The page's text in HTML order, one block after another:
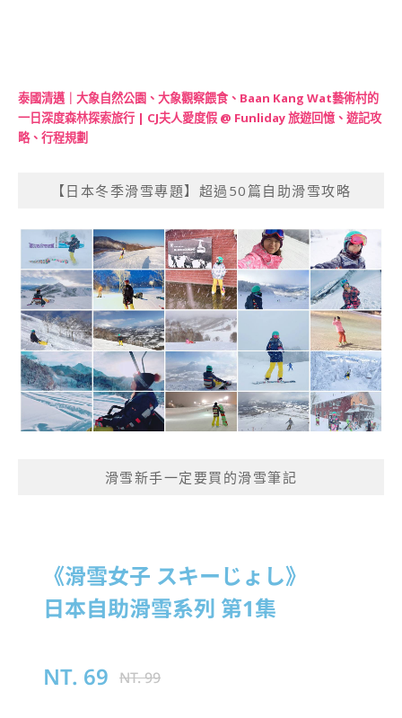
泰國清邁｜大象自然公園、大象觀察餵食、Baan Kang Wat藝術村的
一日深度森林探索旅行 | CJ夫人愛度假 @ Funliday 旅遊回憶、遊記攻
略、行程規劃
【日本冬季滑雪專題】超過50篇自助滑雪攻略
滑雪新手一定要買的滑雪筆記